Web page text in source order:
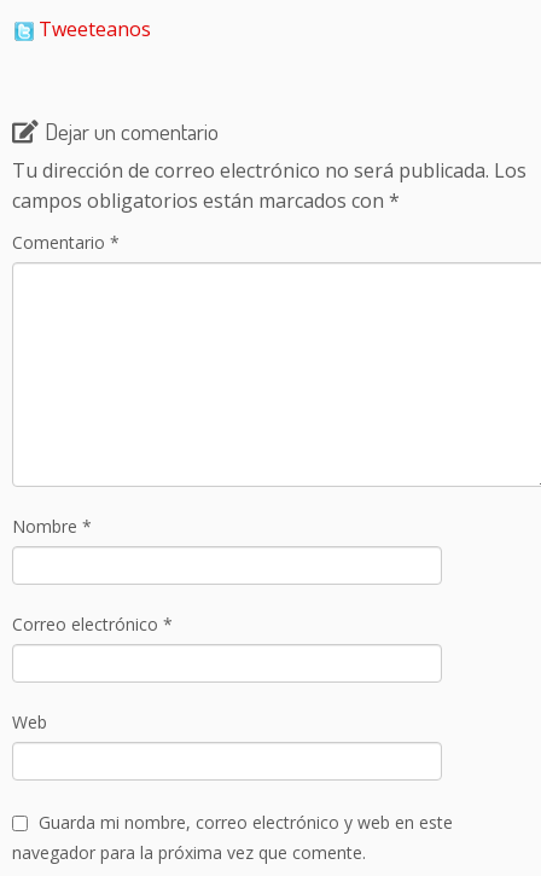
Tweeteanos
Dejar un comentario
Tu dirección de correo electrónico no será publicada. Los
campos obligatorios están marcados con *
Comentario *
Nombre *
Correo electrónico *
Web
Guarda mi nombre, correo electrónico y web en este
navegador para la próxima vez que comente.